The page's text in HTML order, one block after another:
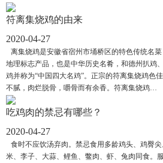
符离集烧鸡的由来
2020-04-27
离集烧鸡是安徽省宿州市埇桥区的特色传统名
地理标志产品，也是中华历史名肴，和德州扒鸡
鸡并称为“中国四大名鸡”。正宗的符离集烧鸡色
不腻，肉烂脱骨，嚼骨而有余香。符离集烧鸡…
吃鸡肉的禁忌有哪些？
2020-04-27
食时不应饮汤弃肉。禁忌食用多龄鸡头、鸡臀
米、李子、大蒜、鲤鱼、鳖肉、虾、兔肉同食。